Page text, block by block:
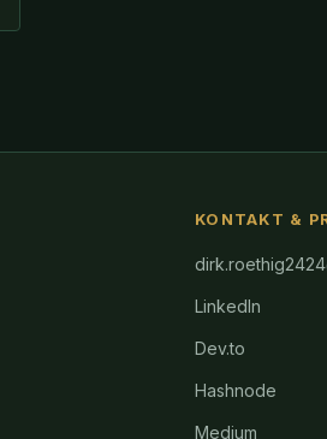
KONTAKT &
LinkedIn
Dev.to
Hashnode
Medium